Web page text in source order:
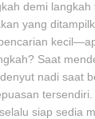
demi
yang
Saat
nadi saat
siap sedia